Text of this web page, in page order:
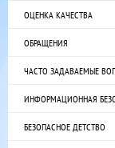
ОЦЕНКА КАЧЕСТВА
ОБРАЩЕНИЯ
ЧАСТО ЗАДАВАЕМЫЕ
ИНФОРМАЦИОННАЯ
БЕЗОПАСНОЕ ДЕТСТВО